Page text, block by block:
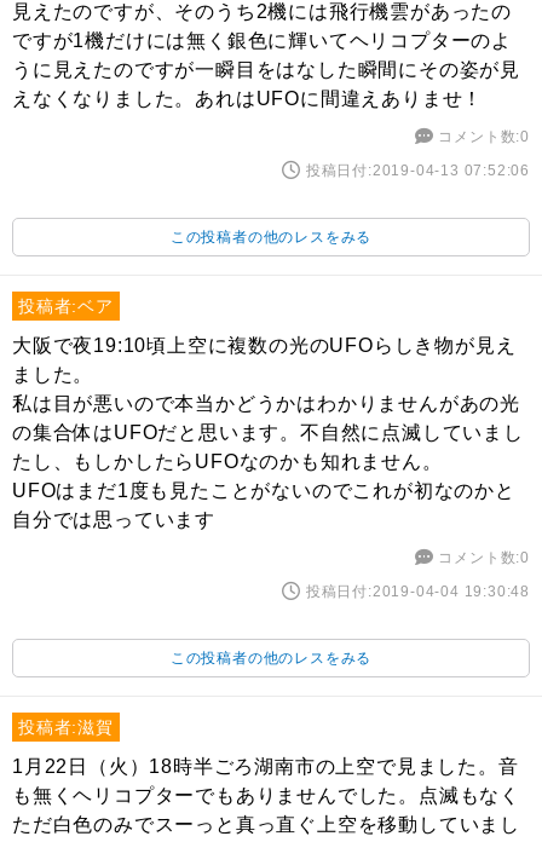
見えたのですが、そのうち2機には飛行機雲があったの
ですが1機だけには無く銀色に輝いてヘリコプターのよ
うに見えたのですが一瞬目をはなした瞬間にその姿が見
えなくなりました。あれはUFOに間違えありませ！
コメント数:0
投稿日付:2019-04-13 07:52:06
この投稿者の他のレスをみる
投稿者:ベア
大阪で夜19:10頃上空に複数の光のUFOらしき物が見え
ました。
私は目が悪いので本当かどうかはわかりませんがあの光
の集合体はUFOだと思います。不自然に点滅していまし
たし、もしかしたらUFOなのかも知れません。
UFOはまだ1度も見たことがないのでこれが初なのかと
自分では思っています
コメント数:0
投稿日付:2019-04-04 19:30:48
この投稿者の他のレスをみる
投稿者:滋賀
1月22日（火）18時半ごろ湖南市の上空で見ました。音
も無くヘリコプターでもありませんでした。点滅もなく
ただ白色のみでスーっと真っ直ぐ上空を移動していまし